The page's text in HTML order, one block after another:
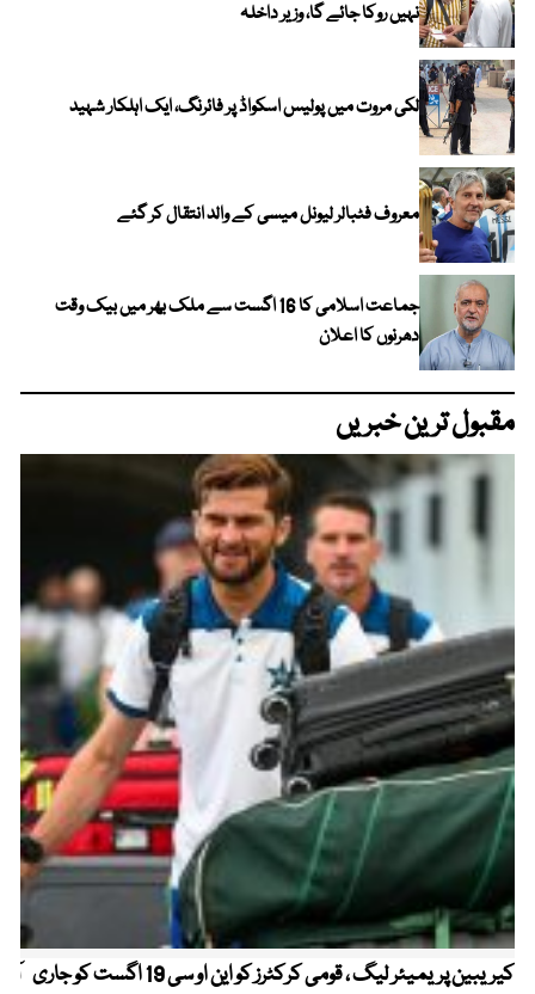
نہیں روکا جائے گا، وزیر داخلہ
لکی مروت میں پولیس اسکواڈ پر فائرنگ، ایک اہلکار شہید
معروف فٹبالر لیونل میسی کے والد انتقال کر گئے
جماعت اسلامی کا 16 اگست سے ملک بھر میں بیک وقت
دھرنوں کا اعلان
مقبول ترین خبریں
کیریبین پریمیئر لیگ ، قومی کرکٹرز کو این او سی 19 اگست کو جاری